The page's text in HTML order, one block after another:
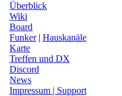
Überblick
Wiki
Board
Funker| Hauskanäle
Karte
Treffen und DX
Discord
News
Impressum | Support